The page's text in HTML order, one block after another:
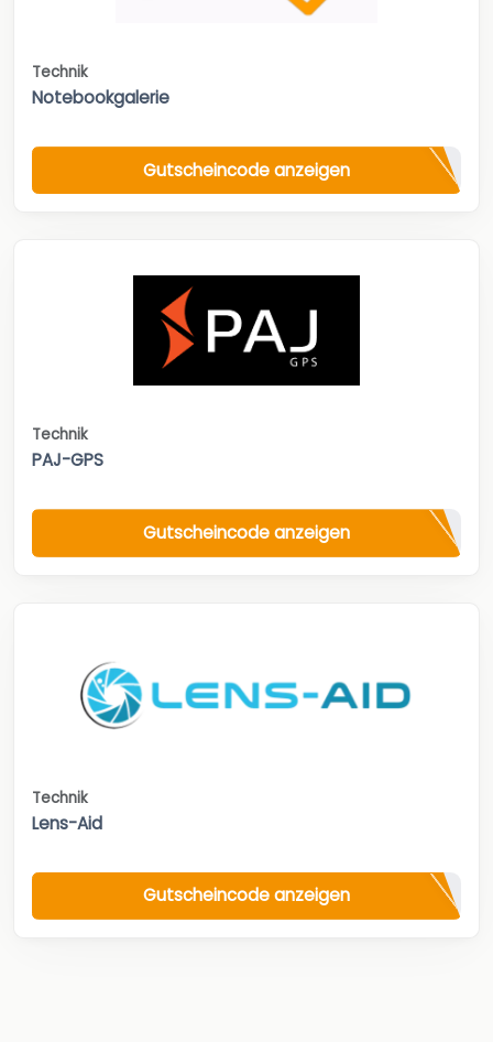
Technik
Notebookgalerie
Gutscheincode anzeigen
Technik
PAJ-GPS
Gutscheincode anzeigen
Technik
Lens-Aid
Gutscheincode anzeigen